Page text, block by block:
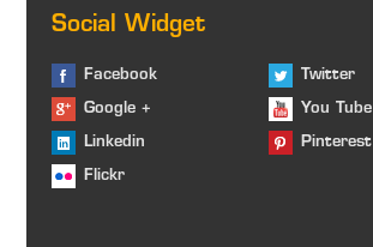
Social Widget
Facebook Twitter
Google + You Tube
Linkedin Pinterest
Flickr